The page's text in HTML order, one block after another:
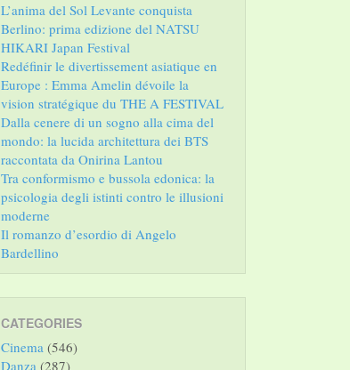
L’anima del Sol Levante conquista
Berlino: prima edizione del NATSU
HIKARI Japan Festival
Redéfinir le divertissement asiatique en
Europe : Emma Amelin dévoile la
vision stratégique du THE A FESTIVAL
Dalla cenere di un sogno alla cima del
mondo: la lucida architettura dei BTS
raccontata da Onirina Lantou
Tra conformismo e bussola edonica: la
psicologia degli istinti contro le illusioni
moderne
Il romanzo d’esordio di Angelo
Bardellino
CATEGORIES
Cinema (546)
Danza (287)